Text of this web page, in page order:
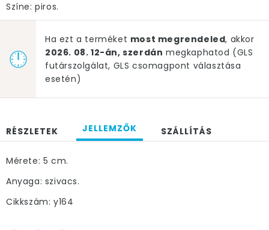
Színe: piros.
Ha ezt a terméket most megrendeled, akkor
2026. 08. 12-án, szerdán megkaphatod (GLS
futárszolgálat, GLS csomagpont választása
esetén)
RÉSZLETEK JELLEMZŐK SZÁLLÍTÁS
Mérete: 5 cm.
Anyaga: szivacs.
Cikkszám: y164